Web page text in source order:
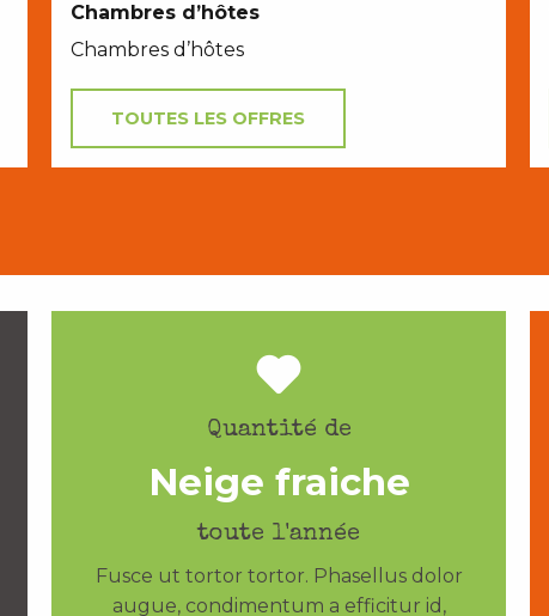
Chambres d’hôtes
Chambres d’hôtes
TOUTES LES OFFRES
Quantité de
Neige fraiche
toute l'année
Fusce ut tortor tortor. Phasellus dolor
augue, condimentum a efficitur id,